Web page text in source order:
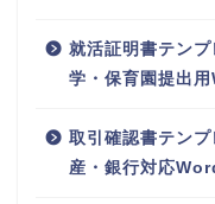
就活証明書テン
学・保育園提出
取引確認書テン
産・銀行対応